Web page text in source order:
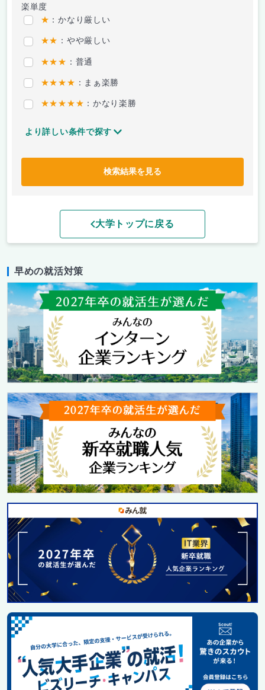
楽単度
★ ：かなり厳しい
★★ ：やや厳しい
★★★ ：普通
★★★★ ：まぁ楽勝
★★★★★ ：かなり楽勝
より詳しい条件で探す
検索結果を見る
大学トップに戻る
早めの就活対策